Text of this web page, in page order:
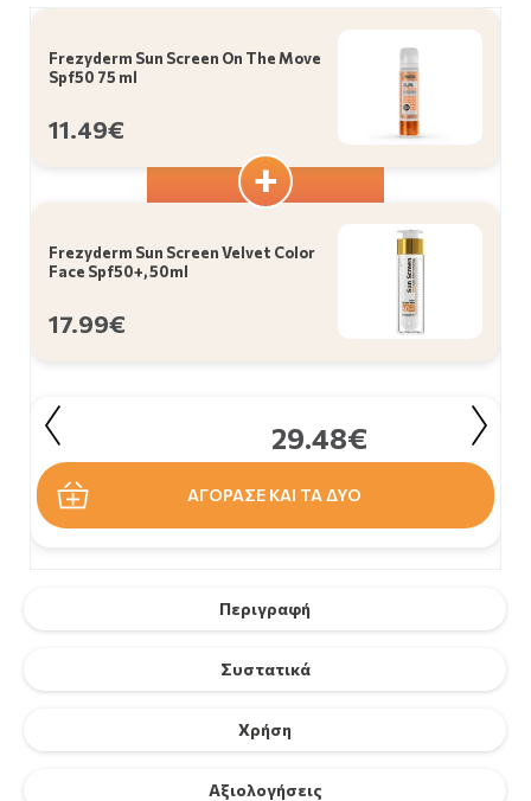
Περιγραφή
Συστατικά
Χρήση
Αξιολογήσεις
Frezyderm Sun Screen On The Move
Spf50 75 ml
11.49€
Frezyderm Sun Screen Velvet Color
Face Spf50+, 50ml
17.99€
29.48€
ΑΓΟΡΑΣΕ ΚΑΙ ΤΑ ΔΥΟ